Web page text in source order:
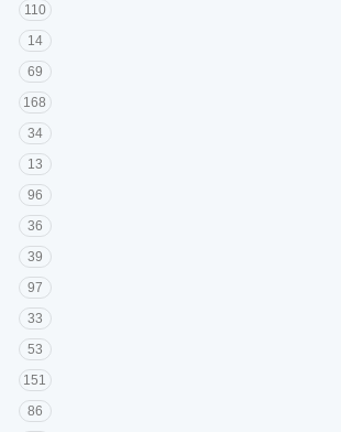
110
14
69
168
34
13
96
36
39
97
33
53
151
86